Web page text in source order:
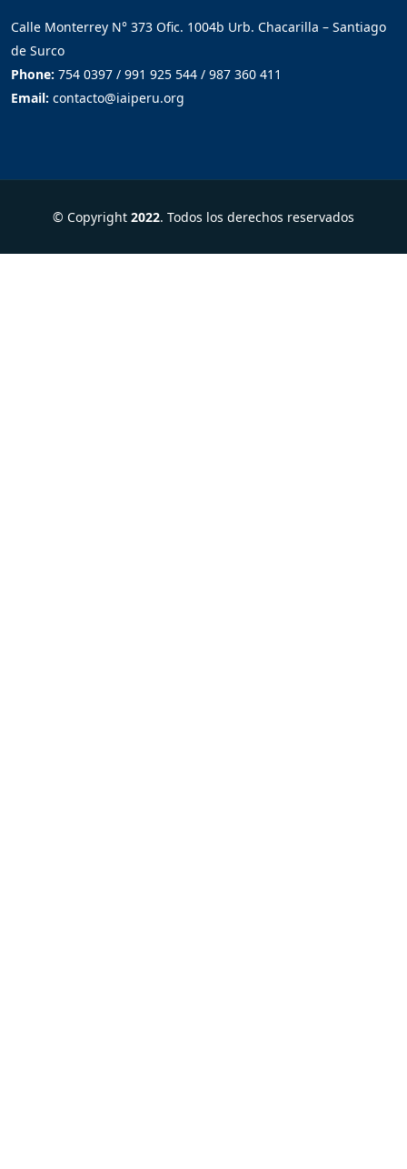
Calle Monterrey N° 373 Ofic. 1004b Urb. Chacarilla – Santiago
de Surco
Phone: 754 0397 / 991 925 544 / 987 360 411
Email: contacto@iaiperu.org
© Copyright 2022. Todos los derechos reservados